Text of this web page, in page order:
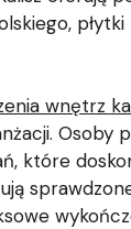
wnętrz
które